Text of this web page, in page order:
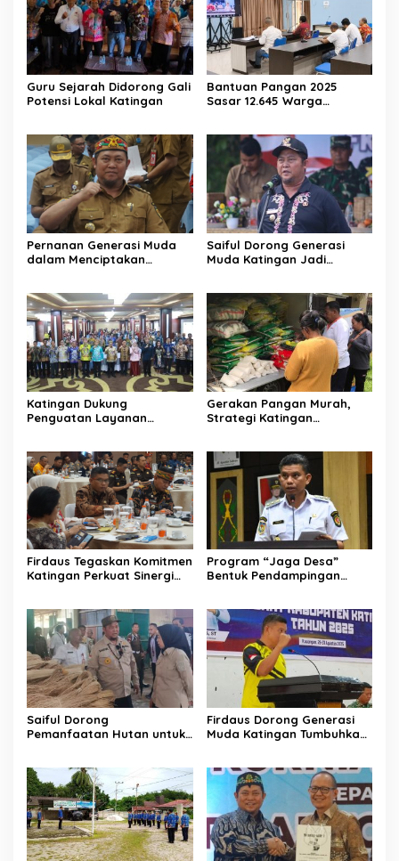
Guru Sejarah Didorong Gali
Potensi Lokal Katingan
Bantuan Pangan 2025
Sasar 12.645 Warga
Pernanan Generasi Muda
dalam Menciptakan
Saiful Dorong Generasi
Muda Katingan Jadi
Katingan Dukung
Penguatan Layanan
Gerakan Pangan Murah,
Strategi Katingan
Firdaus Tegaskan Komitmen
Katingan Perkuat Sinergi
Program “Jaga Desa”
Bentuk Pendampingan
Saiful Dorong
Pemanfaatan Hutan untuk
Firdaus Dorong Generasi
Muda Katingan Tumbuhkan